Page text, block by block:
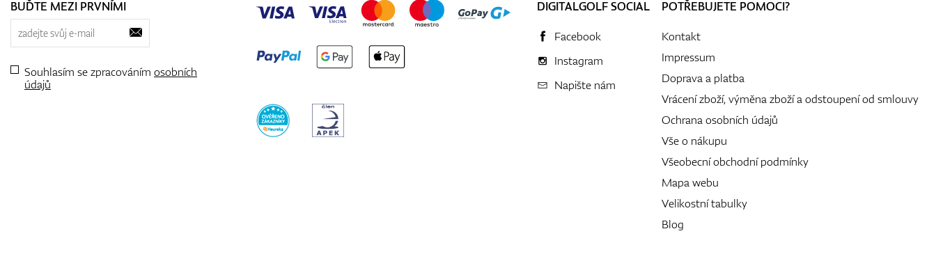
BUĎTE MEZI PRVNÍMI
Souhlasím se zpracováním osobních
údajů
DIGITALGOLF SOCIAL
Facebook
Instagram
Napište nám
POTŘEBUJETE POMOCI?
Kontakt
Impressum
Doprava a platba
Vrácení zboží, výměna zboží a odstoupení od smlouvy
Ochrana osobních údajů
Vše o nákupu
Všeobecní obchodní podmínky
Mapa webu
Velikostní tabulky
Blog